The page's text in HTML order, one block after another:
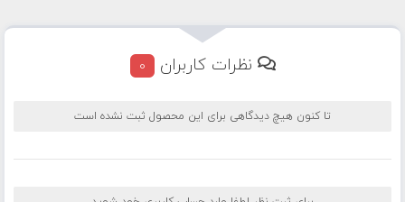
نظرات کاربران 0
تا کنون هیچ دیدگاهی برای این محصول ثبت نشده است